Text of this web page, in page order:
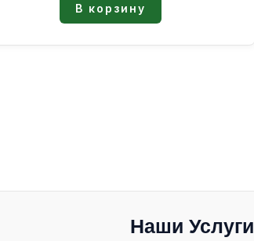
В корзину
Наши Услуги